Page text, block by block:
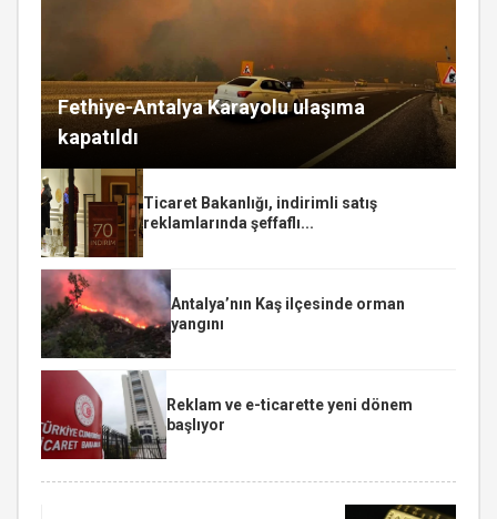
Fethiye-Antalya Karayolu ulaşıma
kapatıldı
Ticaret Bakanlığı, indirimli satış
reklamlarında şeffaflı...
Antalya’nın Kaş ilçesinde orman
yangını
Reklam ve e-ticarette yeni dönem
başlıyor